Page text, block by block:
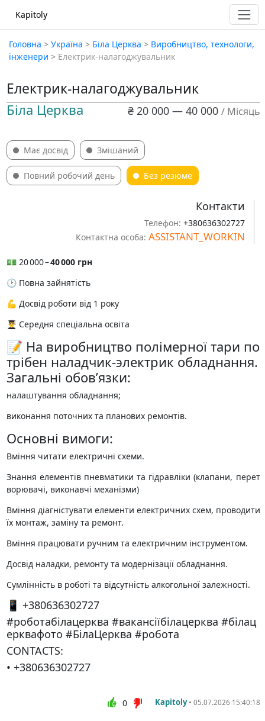
Kapitoly
Головна > Україна > Біла Церква > Виробництво, технологи,
інженери > Електрик-налагоджувальник
Електрик-налагоджувальник
₴ 20 000 — 40 000 / Місяць
Біла Церква
Має досвід Змішаний
Повний робочий день Без резюме
Контакти
Телефон: +380636302727
Контактна особа: ASSISTANT_WORKIN
💵 20 000 –40 000 грн
🕑 Повна зайнятість
💪 Досвід роботи від 1 року
👨‍🎓 Середня спеціальна освіта
📝 На виробництво полімерної тари по
трібен наладчик-электрик обладнання.
Загальні обов’язки:
налаштування обладнання;
виконання поточних та планових ремонтів.
Основні вимоги:
Вміння читати електричні схеми.
Знання елементів пневматики та гідравліки (клапани, перет
ворювачі, виконавчі механізми)
Вміння діагністувати елементи електричних схем, проводити
їх монтаж, заміну та ремонт.
Вміння працювати ручним та електричним інструментом.
Досвід наладки, ремонту та модернізації обладнання.
Сумлінність в роботі та відсутність алкогольної залежності.
📱 +380636302727
#роботабілацерква #вакансіїбілацерква #білац
ерквафото #БілаЦерква #робота
CONTACTS:
• +380636302727
Kapitoly• 05.07.2026 15:40:18
0